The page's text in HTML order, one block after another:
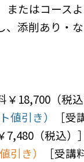
またはコース
添削あり・
￥18,700（税込
引き）
［受
7,480（税込） ］
引き）
［受講